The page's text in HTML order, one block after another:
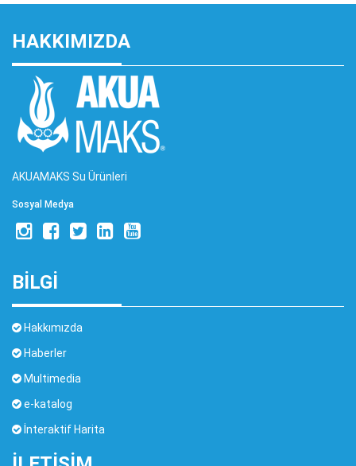
HAKKIMIZDA
AKUAMAKS Su Ürünleri
Sosyal Medya
BİLGİ
Hakkımızda
Haberler
Multimedia
e-katalog
İnteraktif Harita